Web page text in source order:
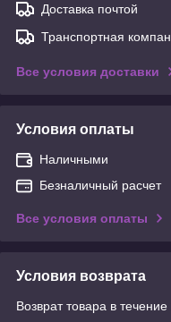
Доставка почтой
Транспортная
Все условия доставки
Условия оплаты
Наличными
Безналичный расчет
Все условия оплаты
Условия возврата
Возврат товара в